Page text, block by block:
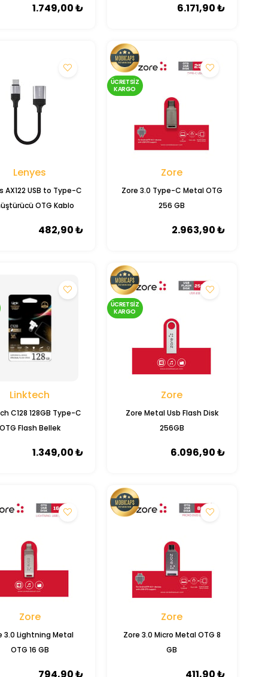
YENI
ÜRÜN
YENI
1.749,00 ₺ 6.171,90 ₺
Lenyes
AX122 USB to Type-C
OTG Kablo
482,90 ₺
Zore
Zore 3.0 Type-C Metal OTG
256 GB
ÜCRETSIZ
KARGO
2.963,90 ₺
Linktech
C128 128GB Type-C
OTG Flash Bellek
1.349,00 ₺
Zore
Zore Metal Usb Flash Disk
256GB
ÜCRETSIZ
KARGO
6.096,90 ₺
Zore
3.0 Lightning Metal
OTG 16 GB
Zore
Zore 3.0 Micro Metal OTG 8
GB